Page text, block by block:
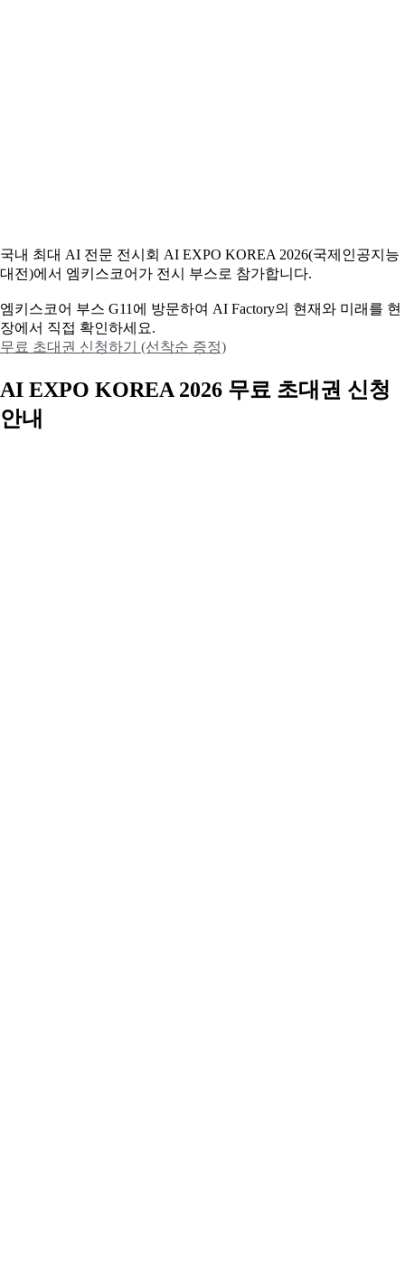
국내 최대 AI 전문 전시회 AI EXPO KOREA 2026(국제인공지능
대전)에서 엠키스코어가 전시 부스로 참가합니다.
엠키스코어 부스 G11에 방문하여 AI Factory의 현재와 미래를 현
장에서 직접 확인하세요.
무료 초대권 신청하기 (선착순 증정)
AI EXPO KOREA 2026 무료 초대권 신청
안내